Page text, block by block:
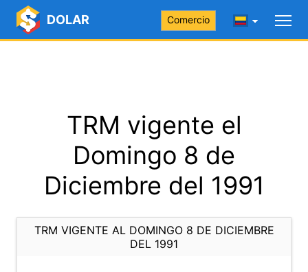
DOLAR Comercio
TRM vigente el
Domingo 8 de
Diciembre del 1991
TRM VIGENTE AL DOMINGO 8 DE DICIEMBRE
DEL 1991